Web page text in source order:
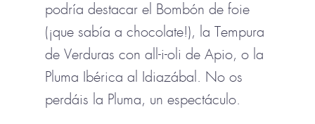
podría destacar el Bombón de foie
(¡que sabía a chocolate!), la Tempura
de Verduras con all-i-oli de Apio, o la
Pluma Ibérica al Idiazábal. No os
perdáis la Pluma, un espectáculo.